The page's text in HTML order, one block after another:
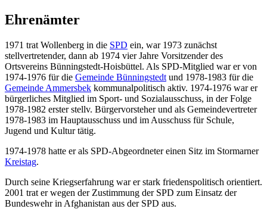
Ehrenämter
1971 trat Wollenberg in die SPD ein, war 1973 zunächst
stellvertretender, dann ab 1974 vier Jahre Vorsitzender des
Ortsvereins Bünningstedt-Hoisbüttel. Als SPD-Mitglied war er von
1974-1976 für die Gemeinde Bünningstedt und 1978-1983 für die
Gemeinde Ammersbek kommunalpolitisch aktiv. 1974-1976 war er
bürgerliches Mitglied im Sport- und Sozialausschuss, in der Folge
1978-1982 erster stellv. Bürgervorsteher und als Gemeindevertreter
1978-1983 im Hauptausschuss und im Ausschuss für Schule,
Jugend und Kultur tätig.
1974-1978 hatte er als SPD-Abgeordneter einen Sitz im Stormarner
Kreistag.
Durch seine Kriegserfahrung war er stark friedenspolitisch orientiert.
2001 trat er wegen der Zustimmung der SPD zum Einsatz der
Bundeswehr in Afghanistan aus der SPD aus.